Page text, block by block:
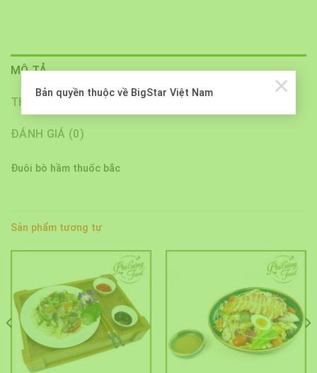
Bản quyền thuộc về BigStar Việt Nam ×
MÔ TẢ
THÔNG TIN BỔ SUNG
ĐÁNH GIÁ (0)
Đuôi bò hầm thuốc bắc
Sản phẩm tương tự